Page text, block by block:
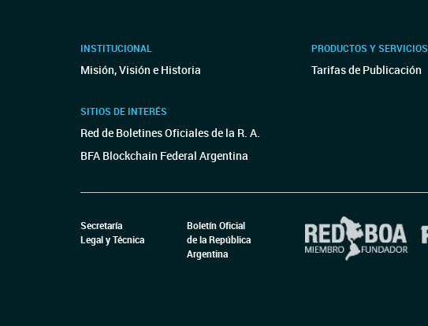
INSTITUCIONAL
Misión, Visión e Historia
SITIOS DE INTERÉS
Red de Boletines Oficiales de la R. A.
BFA Blockchain Federal Argentina
PRODUCTOS Y SERVICIOS
Tarifas de Publicación
Secretaría
Legal y Técnica
Boletín Oficial
de la República
Argentina